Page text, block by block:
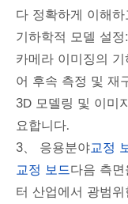
다 정확하게 이해
기하학적 모델 설
카메라 이미징의
어 후속 측정 및 재
3D 모델링 및 이미
요합니다.
3、 응용분야교정
교정 보드다음 측
터 산업에서 광범